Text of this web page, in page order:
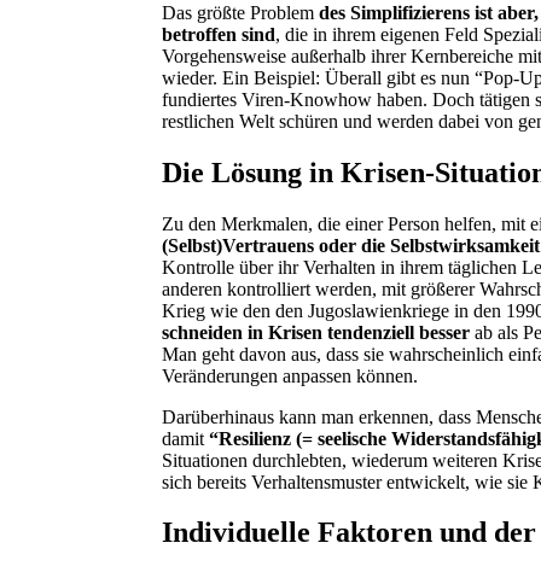
Das größte Problem des Simplifizierens ist
betroffen sind, die in ihrem eigenen Feld
Vorgehensweise außerhalb ihrer Kernbereiche
wieder. Ein Beispiel: Überall gibt es nun “Pop-
fundiertes Viren-Knowhow haben. Doch tätigen
restlichen Welt schüren und werden dabei von
Die Lösung in Krisen-
Zu den Merkmalen, die einer Person helfen, mit
(Selbst)Vertrauens oder die Selbstwirksamkeit
Kontrolle über ihr Verhalten in ihrem täglichen
anderen kontrolliert werden, mit größerer
Krieg wie den den Jugoslawienkriege in den
schneiden in Krisen tendenziell besser ab als
Man geht davon aus, dass sie wahrscheinlich
Veränderungen anpassen können.
Darüberhinaus kann man erkennen, dass
damit “Resilienz (= seelische
Situationen durchlebten, wiederum weiteren
sich bereits Verhaltensmuster entwickelt, wie sie
Individuelle Faktoren und der